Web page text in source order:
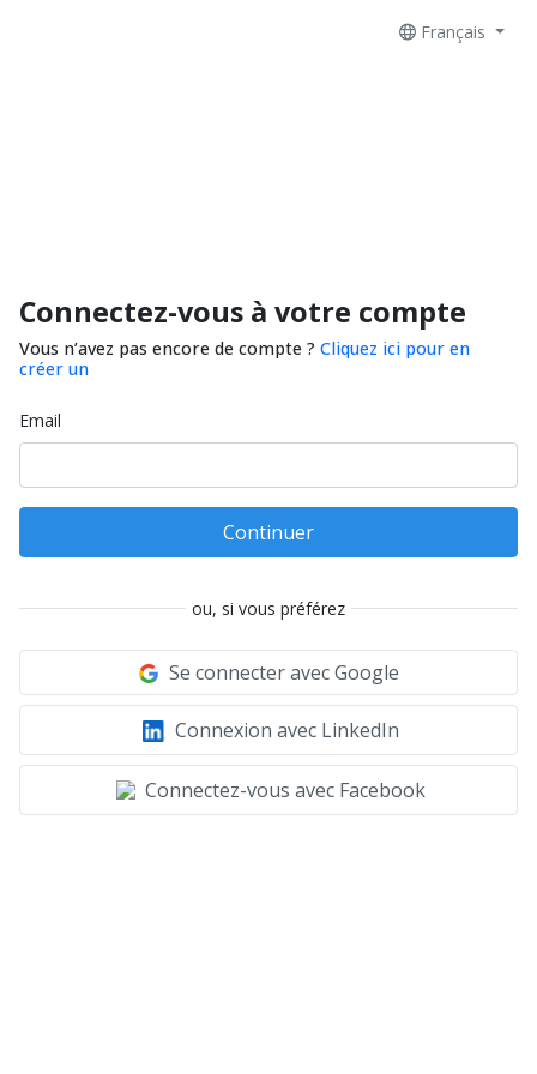
Français
Connectez-vous à votre compte
Vous n’avez pas encore de compte ? Cliquez ici pour en
créer un
Email
Continuer
ou, si vous préférez
Se connecter avec Google
Connexion avec LinkedIn
Connectez-vous avec Facebook